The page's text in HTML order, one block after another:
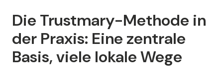
Die Trustmary-Methode in
der Praxis: Eine zentrale
Basis, viele lokale Wege